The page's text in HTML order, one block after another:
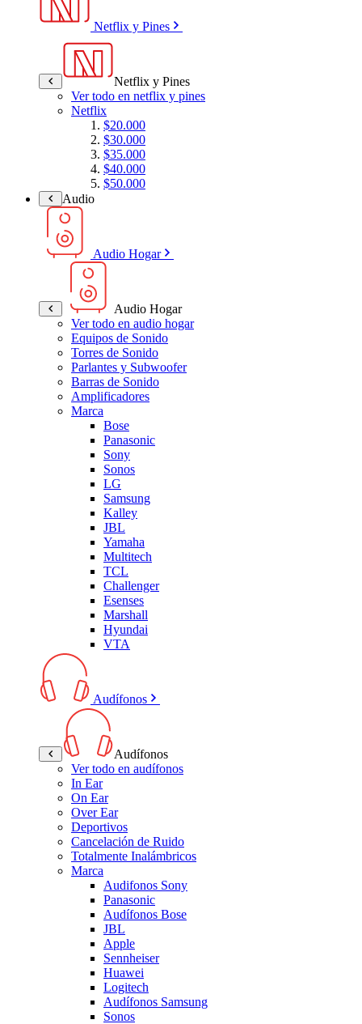
Netflix y Pines
Netflix y Pines
Ver todo en netflix y pines
Netflix
$20.000
$30.000
$35.000
$40.000
$50.000
Audio
Audio Hogar
Audio Hogar
Ver todo en audio hogar
Equipos de Sonido
Torres de Sonido
Parlantes y Subwoofer
Barras de Sonido
Amplificadores
Marca
Bose
Panasonic
Sony
Sonos
LG
Samsung
Kalley
JBL
Yamaha
Multitech
TCL
Challenger
Esenses
Marshall
Hyundai
VTA
Audífonos
Audífonos
Ver todo en audífonos
In Ear
On Ear
Over Ear
Deportivos
Cancelación de Ruido
Totalmente Inalámbricos
Marca
Audifonos Sony
Panasonic
Audífonos Bose
JBL
Apple
Sennheiser
Huawei
Logitech
Audífonos Samsung
Sonos